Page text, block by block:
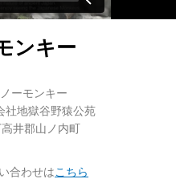
ンキー
ーモンキー
社地獄谷野猿公苑
井郡山ノ内町
合わせは こちら